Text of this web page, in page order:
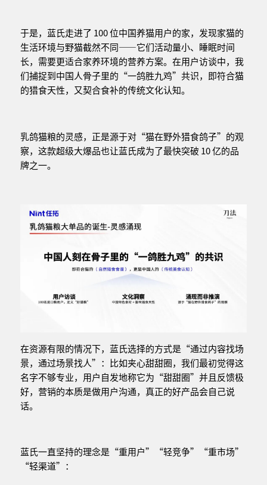
于是，蓝氏走进了 100 位中国养猫用户的家，发现家猫的
生活环境与野猫截然不同——它们活动量小、睡眠时间
长，需要更适合家养环境的营养方案。在用户访谈中，我
们捕捉到中国人骨子里的“一鸽胜九鸡”共识，即符合猫
的猎食天性，又契合食补的传统文化认知。
乳鸽猫粮的灵感，正是源于对“猫在野外猎食鸽子”的观
察，这款超级大爆品也让蓝氏成为了最快突破 10 亿的品
牌之一。
在资源有限的情况下，蓝氏选择的方式是“通过内容找场
景，通过场景找人”：比如夹心甜甜圈，我们最初觉得这
名字不够专业，用户自发地称它为“甜甜圈”并且反馈极
好，营销的本质是做用户沟通，真正的好产品会自己说
话。
蓝氏一直坚持的理念是“重用户”“轻竞争”“重市场”
“轻渠道”：